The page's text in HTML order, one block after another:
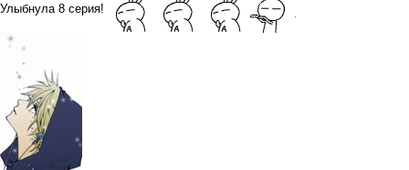
Улыбнула 8 серия!